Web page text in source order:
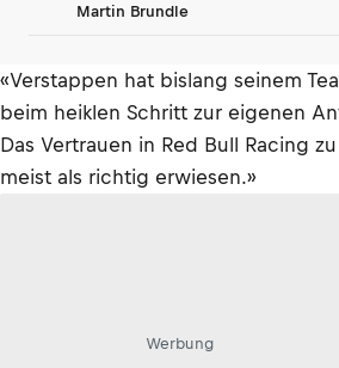
Martin Brundle
«Verstappen hat bislang seinem
beim heiklen Schritt zur eigenen
Das Vertrauen in Red Bull Racing
meist als richtig erwiesen.»
Werbung